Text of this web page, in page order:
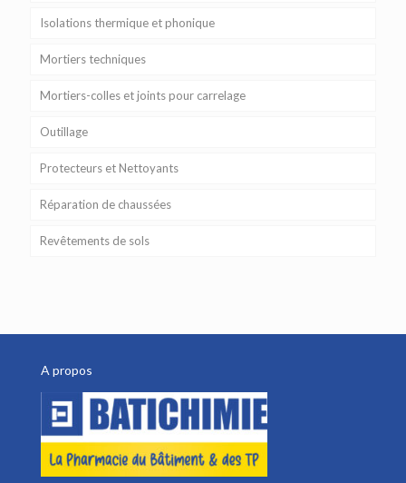
Isolations thermique et phonique
Mortiers techniques
Mortiers-colles et joints pour carrelage
Outillage
Protecteurs et Nettoyants
Réparation de chaussées
Revêtements de sols
A propos